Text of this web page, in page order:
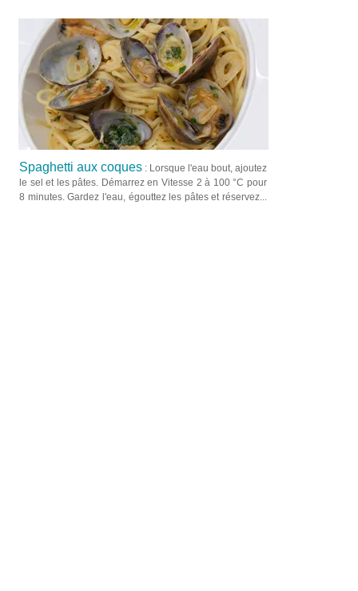
Spaghetti aux coques : Lorsque l'eau bout, ajoutez
le sel et les pâtes. Démarrez en Vitesse 2 à 100 °C pour
8 minutes. Gardez l'eau, égouttez les pâtes et réservez...